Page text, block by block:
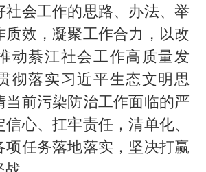
社会工作的思路、办法、举
质效，凝聚工作合力，以改
动綦江社会工作高质量发
彻落实习近平生态文明思
当前污染防治工作面临的严
心、扛牢责任，清单化、
项任务落地落实，坚决打赢